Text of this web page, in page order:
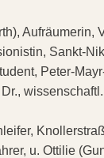
Aufräumerin,
Sankt-
Peter-
u. Ottilie